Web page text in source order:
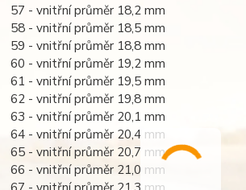
57 - vnitřní průměr 18,2 mm
58 - vnitřní průměr 18,5 mm
59 - vnitřní průměr 18,8 mm
60 - vnitřní průměr 19,2 mm
61 - vnitřní průměr 19,5 mm
62 - vnitřní průměr 19,8 mm
63 - vnitřní průměr 20,1 mm
64 - vnitřní průměr 20,4 mm
65 - vnitřní průměr 20,7 mm
66 - vnitřní průměr 21,0 mm